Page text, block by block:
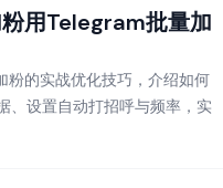
用Telegram批量加
的实战优化技巧，介绍如何
、设置自动打招呼与频率，实